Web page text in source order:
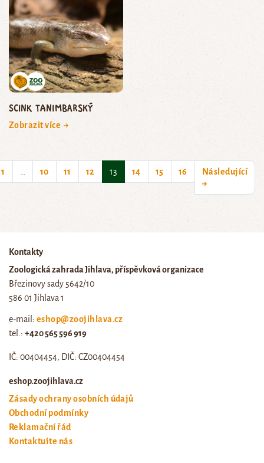
scink tanimbarský
Zobrazit více →
1 10 11 12 13(current)
14 15 16
Následující
→
Kontakty
Zoologická zahrada Jihlava, příspěvková organizace
Březinovy sady 5642/10
586 01 Jihlava 1
e-mail: eshop@zoojihlava.cz
tel.: +420 565 596 919
IČ: 00404454, DIČ: CZ00404454
eshop.zoojihlava.cz
Zásady ochrany osobních údajů
Obchodní podmínky
Reklamační řád
Kontaktujte nás